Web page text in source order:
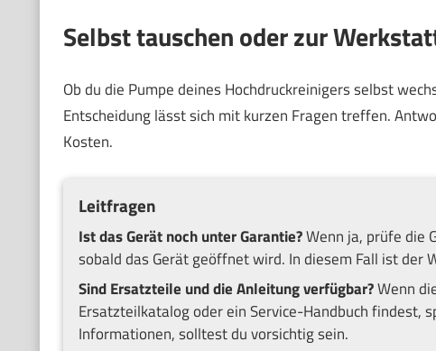
Selbst tauschen oder zur
Ob du die Pumpe deines Hochdruckreinigers selbst
Entscheidung lässt sich mit kurzen Fragen treffen.
Kosten.
Leitfragen
Ist das Gerät noch unter Garantie?Wenn ja, prüfe die
sobald das Gerät geöffnet wird. In diesem Fall ist der
Sind Ersatzteile und die Anleitung verfügbar?Wenn
Ersatzteilkatalog oder ein Service-Handbuch findest,
Informationen, solltest du vorsichtig sein.